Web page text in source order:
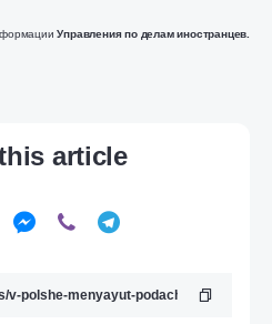
Управления по делам иностранцев.
article